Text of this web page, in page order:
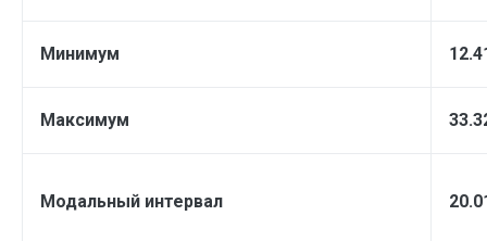
Минимум
Максимум
Модальный интервал